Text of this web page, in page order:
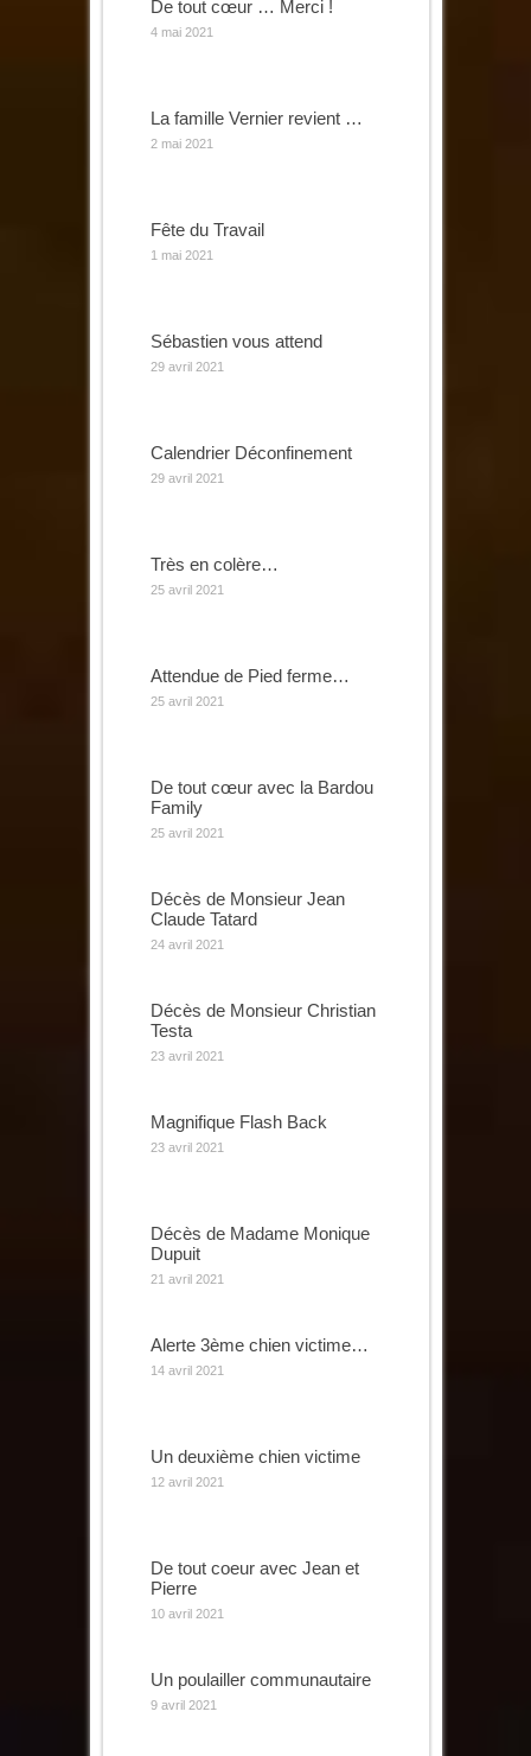
De tout cœur … Merci !
4 mai 2021
La famille Vernier revient …
2 mai 2021
Fête du Travail
1 mai 2021
Sébastien vous attend
29 avril 2021
Calendrier Déconfinement
29 avril 2021
Très en colère…
25 avril 2021
Attendue de Pied ferme…
25 avril 2021
De tout cœur avec la Bardou
Family
25 avril 2021
Décès de Monsieur Jean
Claude Tatard
24 avril 2021
Décès de Monsieur Christian
Testa
23 avril 2021
Magnifique Flash Back
23 avril 2021
Décès de Madame Monique
Dupuit
21 avril 2021
Alerte 3ème chien victime…
14 avril 2021
Un deuxième chien victime
12 avril 2021
De tout coeur avec Jean et
Pierre
10 avril 2021
Un poulailler communautaire
9 avril 2021